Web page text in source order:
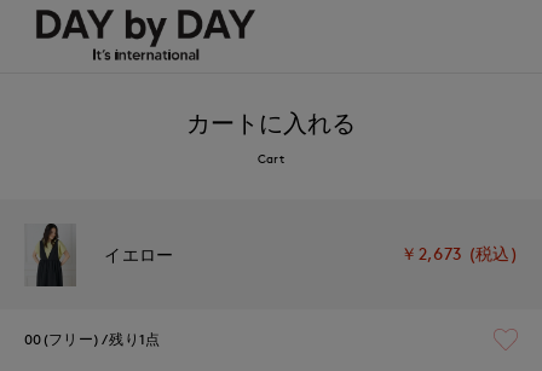
カートに入れる
Cart
イエロー ￥2,673 (税込)
00(フリー) 残り1点